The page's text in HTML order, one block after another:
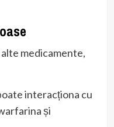
medicamente,
interacționa cu
și